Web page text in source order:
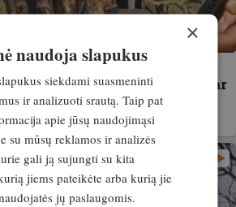
2. dalis. Kaip nustatyti, ar
2022
×
naudoja slapukus
siekdami suasmeninti
ir analizuoti srautą. Taip pat
apie jūsų naudojimąsi
su mūsų reklamos ir analizės
gali ją sujungti su kita
jiems pateikėte arba kurią jie
jų paslaugomis.